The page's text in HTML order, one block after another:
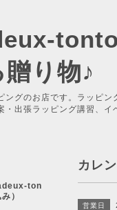
り物♪
ングのお店です。ラッピ
・出張ラッピング講習、イ
カレ
営業日
ton
）